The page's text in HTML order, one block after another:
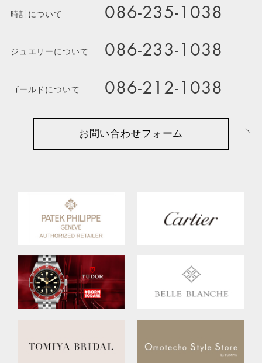
時計について 086-235-1038
ジュエリーについて 086-233-1038
ゴールドについて 086-212-1038
お問い合わせフォーム